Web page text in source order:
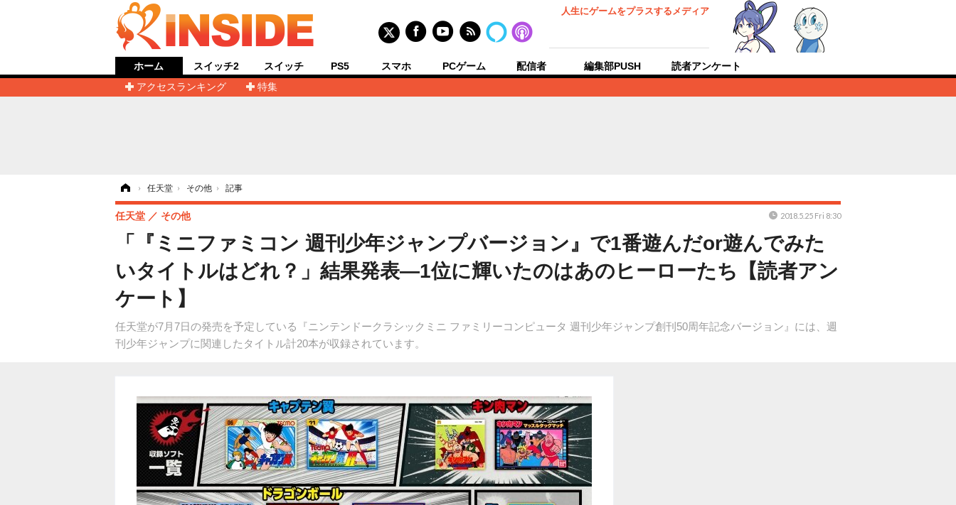
人生にゲームをプラスするメディア
ホーム
アクセスランキング
特集
スイッチ2 スイッチ PS5 スマホ PCゲーム 配信者 編集部PUSH 読者アンケート
› 任天堂 › その他 › 記事
「『ミニファミコン 週刊少年ジャンプバージョン』で1番遊んだor遊んでみた
いタイトルはどれ？」結果発表―1位に輝いたのはあのヒーローたち【読者アン
ケート】
任天堂が7月7日の発売を予定している『ニンテンドークラシックミニ ファミリーコンピュータ 週刊少年ジャンプ創刊50周年記念バージョン』には、週
刊少年ジャンプに関連したタイトル計20本が収録されています。
任天堂 その他 2018.5.25 Fri 8:30